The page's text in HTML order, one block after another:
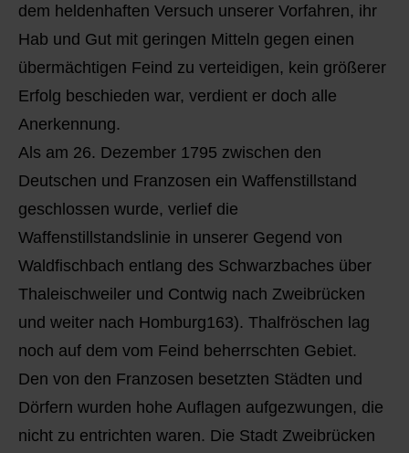
dem heldenhaften Versuch unserer Vorfahren, ihr
Hab und Gut mit geringen Mitteln gegen einen
übermächtigen Feind zu verteidigen, kein größerer
Erfolg beschieden war, verdient er doch alle
Anerkennung.
Als am 26. Dezember 1795 zwischen den
Deutschen und Franzosen ein Waffenstillstand
geschlossen wurde, verlief die
Waffenstillstandslinie in unserer Gegend von
Waldfischbach entlang des Schwarzbaches über
Thaleischweiler und Contwig nach Zweibrücken
und weiter nach Homburg163). Thalfröschen lag
noch auf dem vom Feind beherrschten Gebiet.
Den von den Franzosen besetzten Städten und
Dörfern wurden hohe Auflagen aufgezwungen, die
nicht zu entrichten waren. Die Stadt Zweibrücken